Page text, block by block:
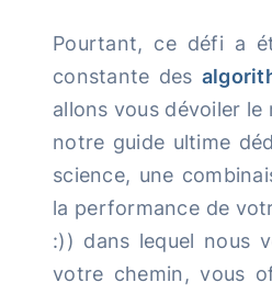
Pourtant, ce défi a
constante des
allons vous dévoiler le
notre guide ultime
science, une
la performance de
:)) dans lequel nous
votre chemin, vous